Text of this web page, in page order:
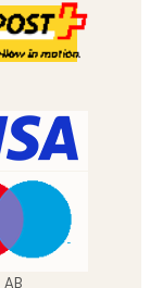
AB